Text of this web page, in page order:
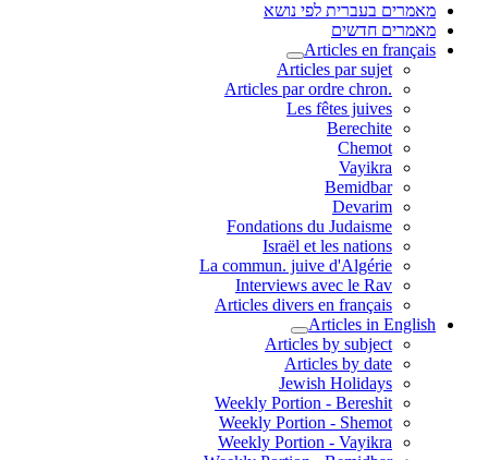
מאמרים בעברית לפי נושא
מאמרים חדשים
Articles en français
Articles par sujet
.Articles par ordre chron
Les fêtes juives
Berechite
Chemot
Vayikra
Bemidbar
Devarim
Fondations du Judaisme
Israël et les nations
La commun. juive d'Algérie
Interviews avec le Rav
Articles divers en français
Articles in English
Articles by subject
Articles by date
Jewish Holidays
Weekly Portion - Bereshit
Weekly Portion - Shemot
Weekly Portion - Vayikra